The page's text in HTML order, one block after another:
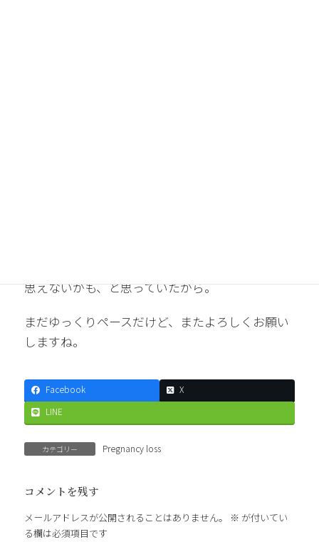
思えないかも、と思っていたから。
まだゆっくりペースだけど、またよろしくお願い
しますね。
Facebook
X
LINE
カテゴリー Pregnancy loss
コメントを残す
メールアドレスが公開されることはありません。 ※ が付いてい
る欄は必須項目です